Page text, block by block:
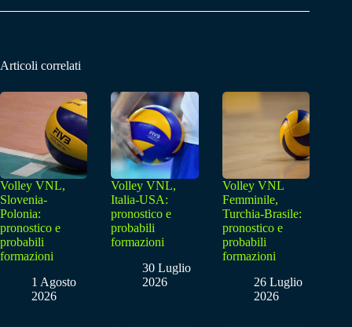
Articoli correlati
Volley VNL,
Slovenia-
Polonia:
pronostico e
probabili
formazioni
1 Agosto
2026
Volley VNL,
Italia-USA:
pronostico e
probabili
formazioni
30 Luglio
2026
Volley VNL
Femminile,
Turchia-Brasile:
pronostico e
probabili
formazioni
26 Luglio
2026